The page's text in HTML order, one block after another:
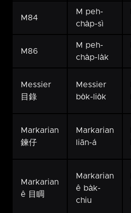
M84
M peh-
cha̍p-sì
M86
M peh-
cha̍p-la̍k
Messier
目錄
Messier
bo̍k-lio̍k
Markarian
鍊仔
Markarian
liān-á
Markarian
ê 目睭
Markarian
ê ba̍k-
chiu